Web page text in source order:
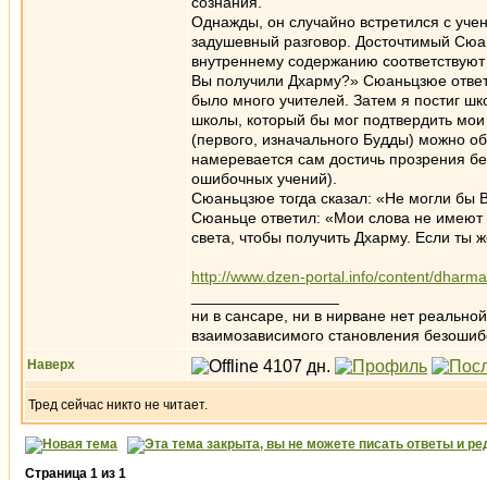
Однажды, он случайно встретился с
задушевный разговор. Досточтимый
внутреннему содержанию
Вы получили Дхарму?» Сюаньцзюе
было много учителей. Затем я постиг
школы, который бы мог подтвердить
(первого, изначального Будды) можно
намеревается сам достичь прозрения
ошибочных учений).
Сюаньцзюе тогда сказал: «Не могли бы
Сюаньце ответил: «Мои слова не имеют
света, чтобы получить Дхарму. Если ты
http://www.dzen-portal.info/content/
ни в сансаре, ни в нирване нет
взаимозависимого становления
Наверх
Тред сейчас никто не читает.
Страница 1 из 1